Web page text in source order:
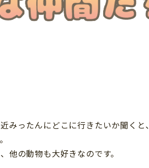
みったんにどこに行きたいか聞くと、
他の動物も大好きなのです。